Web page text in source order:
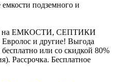
подземного и
на ЕМКОСТИ, СЕПТИКИ
и другие! Выгода
или со скидкой 80%
Рассрочка. Бесплатное